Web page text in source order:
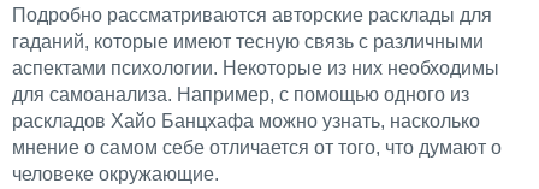
Подробно рассматриваются авторские расклады для
гаданий, которые имеют тесную связь с различными
аспектами психологии. Некоторые из них необходимы
для самоанализа. Например, с помощью одного из
раскладов Хайо Банцхафа можно узнать, насколько
мнение о самом себе отличается от того, что думают о
человеке окружающие.